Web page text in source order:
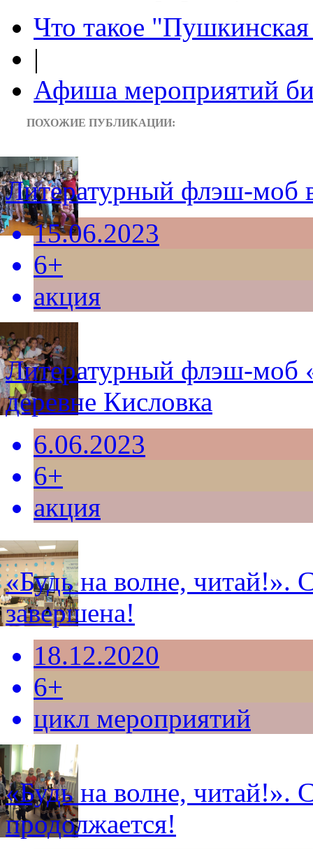
Что такое "Пушкинская
|
Афиша мероприятий
ПОХОЖИЕ ПУБЛИКАЦИИ:
Литературный флэш-моб
15.06.2023
6+
акция
Литературный флэш-моб
деревне Кисловка
6.06.2023
6+
акция
«Будь на волне, читай!».
завершена!
18.12.2020
6+
цикл мероприятий
«Будь на волне, читай!».
продолжается!